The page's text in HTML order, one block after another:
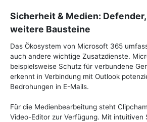
Sicherheit & Medien:
weitere Bausteine
Das Ökosystem von Microsoft 365
auch andere wichtige Zusatzdienste.
beispielsweise Schutz für verbundene
erkennt in Verbindung mit Outlook
Bedrohungen in E-Mails.
Für die Medienbearbeitung steht
Video-Editor zur Verfügung. Mit intuitiven